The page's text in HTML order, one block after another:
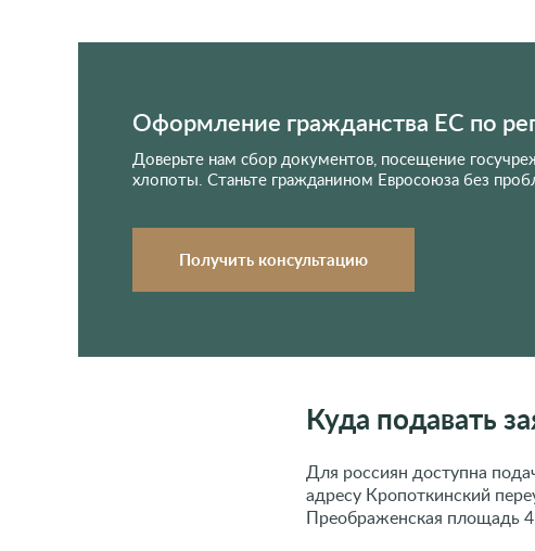
Оформление гражданства ЕС по
Доверьте нам сбор документов, посещение
хлопоты. Станьте гражданином Евросоюза без
Получить консультацию
Куда подавать
Для россиян доступна
адресу Кропоткинский
Преображенская площадь